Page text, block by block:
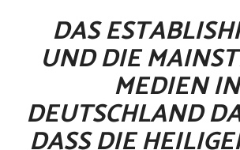
DAS
UND DIE
MEDIEN IN
DEUTSCHLAND